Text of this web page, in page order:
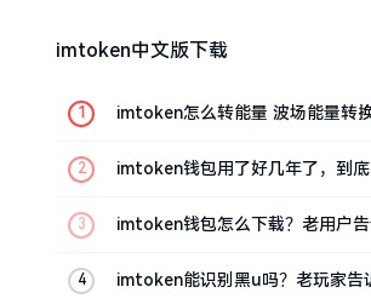
imtoken中文版下载
imtoken怎么转能量 波场能量转
imtoken钱包用了好几年了，到底
imtoken钱包怎么下载？老用户
imtoken能识别黑u吗？老玩家告